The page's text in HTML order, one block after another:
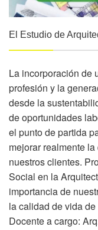
El Estudio de
La incorporación de
profesión y la
desde la
de oportunidades
el punto de partida
mejorar realmente
nuestros clientes.
Social en la
importancia de
la calidad de vida
Docente a cargo: